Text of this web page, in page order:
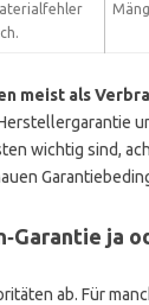
meist als
wichtig sind,
ja
ab. Für